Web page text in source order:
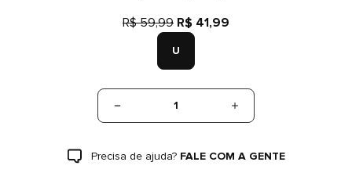
R$ 59,99 R$ 41,99
U
1
Precisa de ajuda? FALE COM A GENTE